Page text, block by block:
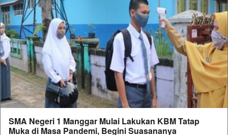
SMA Negeri 1 Manggar Mulai Lakukan KBM Tatap
Muka di Masa Pandemi, Begini Suasananya